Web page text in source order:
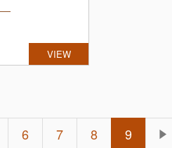
VIEW
6 7 8 9